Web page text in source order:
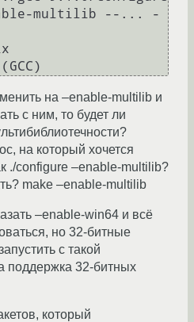
multilib --... -
на –enable-multilib и
с ним, то будет ли
на который хочется
./configure –enable-multilib?
make –enable-multilib
–enable-win64 и всё
но 32-битные
с такой
поддержка 32-битных
который